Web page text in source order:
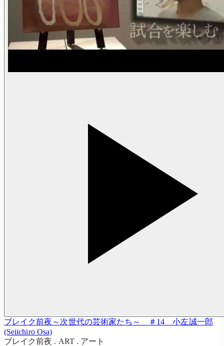
ブレイク前夜～次世代の芸術家たち～ ＃14 小左誠一郎
(Seiichiro Osa)
ブレイク前夜 . ART . アート